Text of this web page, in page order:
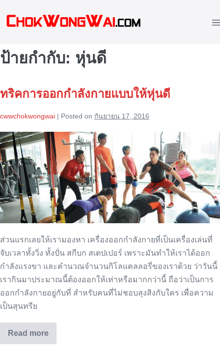
ป้ายกำกับ: หุ่นดี
ทริคการออกกำลังกายแบบให้หุ่นดี
cwwchokwongwai | Posted on กันยายน 17, 2016
ทริค
การ
ออก
กำลัง
กาย
แบบ
ให้
ดี
ส่วนแรกเลยให้เรามองหา เครื่องออกกำลังกายที่เป็นเครื่องเล่นที่
จับเวลาทั้งวิ่ง ทั้งปั่น สกีบก สเตปเปอร์ เพราะมันทำให้เราได้ออก
กำลังแรงขา และคำนวณจำนวนกิโลแคลลอรี่ของเราด้วย ว่าวันนี้
เรากินมาประมาณนี้ต้องออกให้เท่าหรือมากกว่านี้ ถือว่าเป็นการ
ออกกำลังกายอยู่กับที่ สำหรับคนที่ไม่ชอบสุงสิงกับใคร เพื่อความ
เป็นสุนทรีย
Read more
ทริค
การ